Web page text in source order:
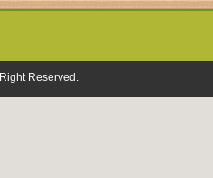
Reserved.